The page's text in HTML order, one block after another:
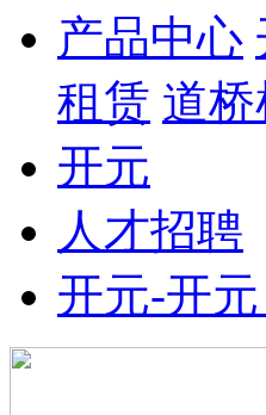
产品中心
租赁 道桥
开元
人才招聘
开元-开元